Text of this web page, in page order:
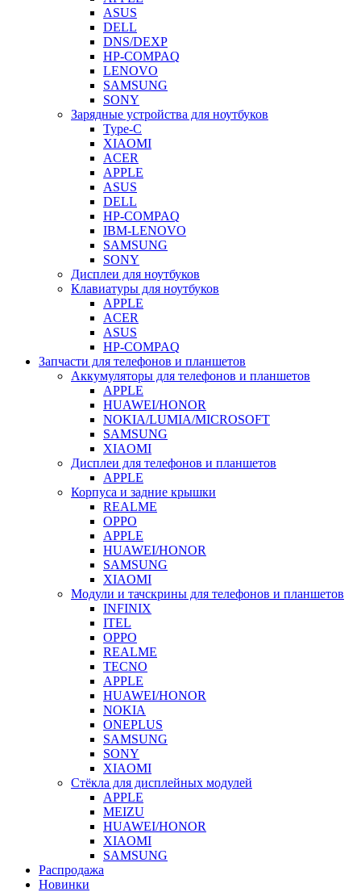
ASUS
DELL
DNS/DEXP
HP-COMPAQ
LENOVO
SAMSUNG
SONY
Зарядные устройства для ноутбуков
Type-C
XIAOMI
ACER
APPLE
ASUS
DELL
HP-COMPAQ
IBM-LENOVO
SAMSUNG
SONY
Дисплеи для ноутбуков
Клавиатуры для ноутбуков
APPLE
ACER
ASUS
HP-COMPAQ
Запчасти для телефонов и планшетов
Аккумуляторы для телефонов и планшетов
APPLE
HUAWEI/HONOR
NOKIA/LUMIA/MICROSOFT
SAMSUNG
XIAOMI
Дисплеи для телефонов и планшетов
APPLE
Корпуса и задние крышки
REALME
OPPO
APPLE
HUAWEI/HONOR
SAMSUNG
XIAOMI
Модули и тачскрины для телефонов и планшетов
INFINIX
ITEL
OPPO
REALME
TECNO
APPLE
HUAWEI/HONOR
NOKIA
ONEPLUS
SAMSUNG
SONY
XIAOMI
Стёкла для дисплейных модулей
APPLE
MEIZU
HUAWEI/HONOR
XIAOMI
SAMSUNG
Распродажа
Новинки